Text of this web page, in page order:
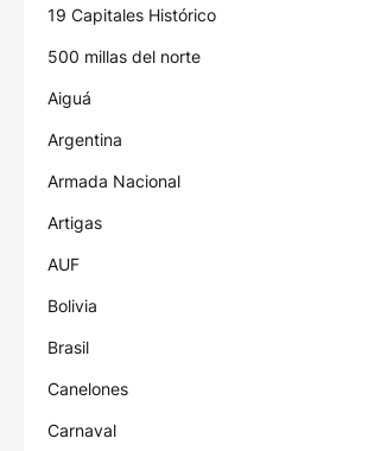
19 Capitales Histórico
500 millas del norte
Aiguá
Argentina
Armada Nacional
Artigas
AUF
Bolivia
Brasil
Canelones
Carnaval